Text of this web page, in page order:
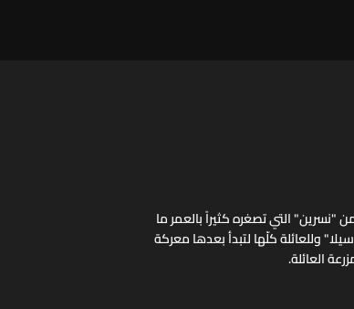
التي تصغره كثيراً بالعمر ما
وللعائلة كلّها لتبدأ بعدها معركة
العائلة.